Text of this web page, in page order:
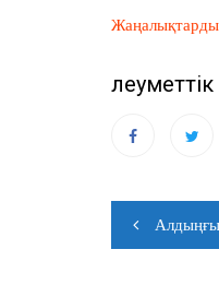
c
e
k
s
p
по
Алдыңғы